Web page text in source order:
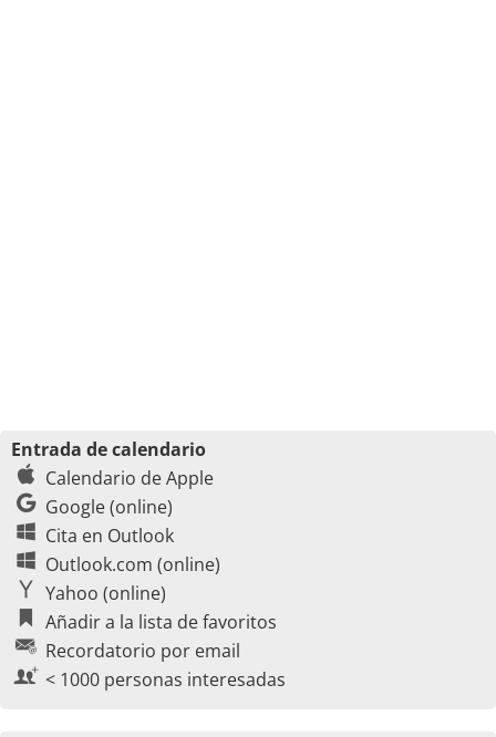
Entrada de calendario
Calendario de Apple
Google (online)
Cita en Outlook
Outlook.com (online)
Yahoo (online)
Añadir a la lista de favoritos
Recordatorio por email
< 1000 personas interesadas